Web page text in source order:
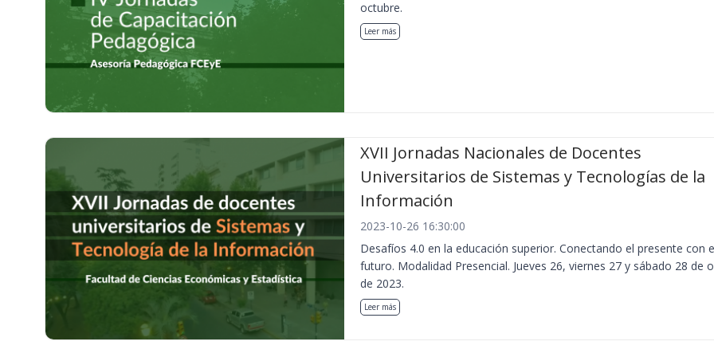
octubre.
Leer más
XVII Jornadas Nacionales de Docentes
Universitarios de Sistemas y Tecnologías de la
Información
2023-10-26 16:30:00
Desafíos 4.0 en la educación superior. Conectando el presente con
futuro. Modalidad Presencial. Jueves 26, viernes 27 y sábado 28 de
de 2023.
Leer más